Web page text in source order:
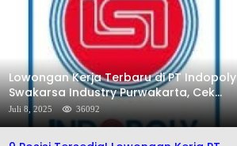
Lowongan Kerja Terbaru di PT Indopoly
Swakarsa Industry Purwakarta, Cek
Selengkapnya disini
Juli 8, 2025 36092